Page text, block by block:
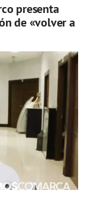
presenta
de «volver a